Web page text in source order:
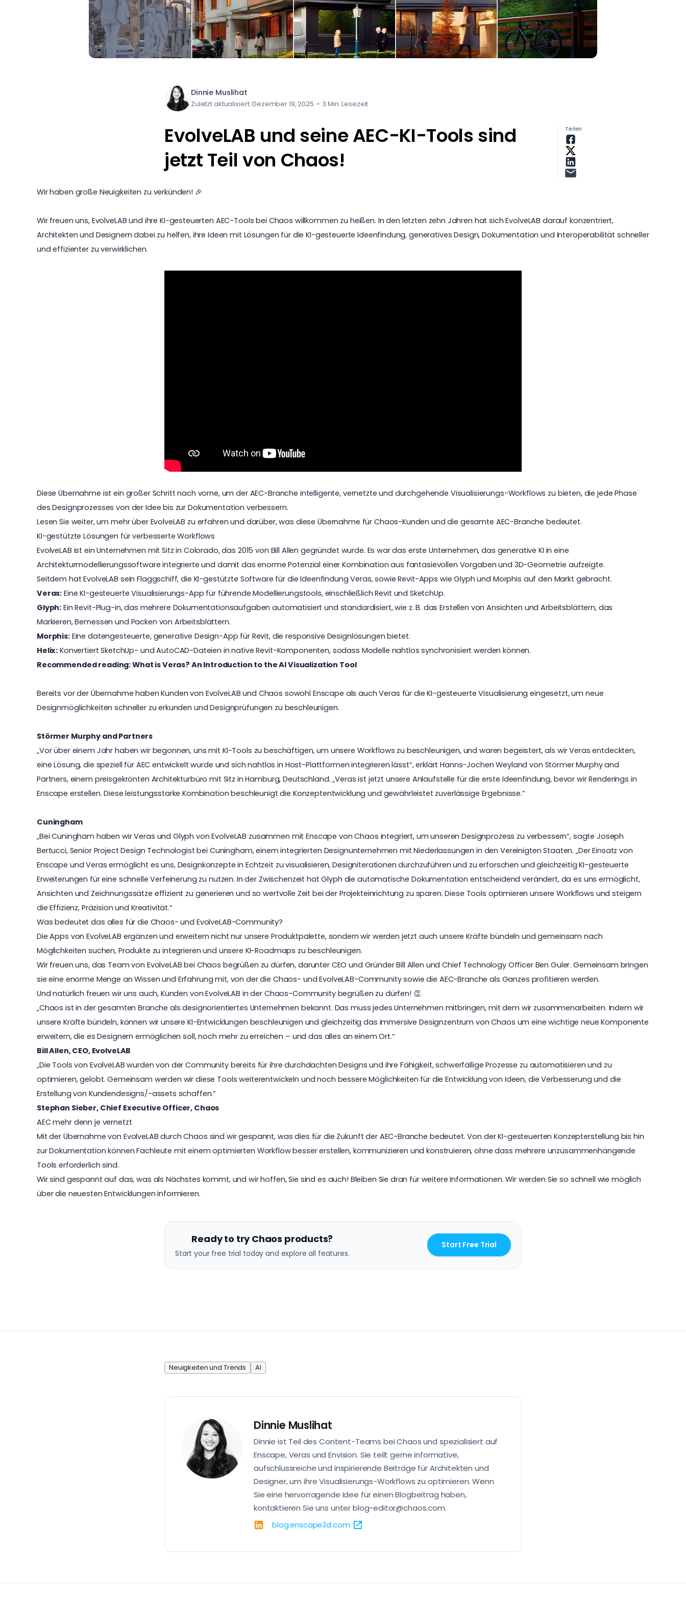
Dinnie Muslihat
Zuletzt aktualisiert: Dezember 19, 2025 • 3 Min. Lesezeit
EvolveLAB und seine AEC-KI-Tools sind
jetzt Teil von Chaos!
Wir haben große Neuigkeiten zu verkünden! 🎉
Wir freuen uns, EvolveLAB und ihre KI-gesteuerten AEC-Tools bei Chaos willkommen zu heißen. In den letzten zehn Jahren hat sich EvolveLAB darauf konzentriert,
Architekten und Designern dabei zu helfen, ihre Ideen mit Lösungen für die KI-gesteuerte Ideenfindung, generatives Design, Dokumentation und Interoperabilität schneller
und effizienter zu verwirklichen.
Diese Übernahme ist ein großer Schritt nach vorne, um der AEC-Branche intelligente, vernetzte und durchgehende Visualisierungs-Workflows zu bieten, die jede Phase
des Designprozesses von der Idee bis zur Dokumentation verbessern.
Lesen Sie weiter, um mehr über EvolveLAB zu erfahren und darüber, was diese Übernahme für Chaos-Kunden und die gesamte AEC-Branche bedeutet.
KI-gestützte Lösungen für verbesserte Workflows
EvolveLAB ist ein Unternehmen mit Sitz in Colorado, das 2015 von Bill Allen gegründet wurde. Es war das erste Unternehmen, das generative KI in eine
Architekturmodellierungssoftware integrierte und damit das enorme Potenzial einer Kombination aus fantasievollen Vorgaben und 3D-Geometrie aufzeigte.
Seitdem hat EvolveLAB sein Flaggschiff, die KI-gestützte Software für die Ideenfindung Veras, sowie Revit-Apps wie Glyph und Morphis auf den Markt gebracht.
Veras: Eine KI-gesteuerte Visualisierungs-App für führende Modellierungstools, einschließlich Revit und SketchUp.
Glyph: Ein Revit-Plug-in, das mehrere Dokumentationsaufgaben automatisiert und standardisiert, wie z. B. das Erstellen von Ansichten und Arbeitsblättern, das
Markieren, Bemessen und Packen von Arbeitsblättern.
Morphis:Eine datengesteuerte, generative Design-App für Revit, die responsive Designlösungen bietet.
Helix: Konvertiert SketchUp- und AutoCAD-Dateien in native Revit-Komponenten, sodass Modelle nahtlos synchronisiert werden können.
Recommended reading:What is Veras? An Introduction to the AI Visualization Tool
Bereits vor der Übernahme haben Kunden von EvolveLAB und Chaos sowohl Enscape als auch Veras für dieKI-gesteuerte Visualisierung eingesetzt, um neue
Designmöglichkeiten schneller zu erkunden und Designprüfungen zu beschleunigen.
Störmer Murphy and Partners
„Vor über einem Jahr haben wir begonnen, uns mit KI-Tools zu beschäftigen, um unsere Workflows zu beschleunigen, und waren begeistert, als wir Veras entdeckten,
eine Lösung, die speziell für AEC entwickelt wurde und sich nahtlos in Host-Plattformen integrieren lässt“, erklärt Hanns-Jochen Weyland von Störmer Murphy and
Partners, einem preisgekrönten Architekturbüro mit Sitz in Hamburg, Deutschland. „Veras ist jetzt unsere Anlaufstelle für die erste Ideenfindung, bevor wir Renderings in
Enscape erstellen. Diese leistungsstarke Kombination beschleunigt die Konzeptentwicklung und gewährleistet zuverlässige Ergebnisse.“
Cuningham
„Bei Cuningham haben wir Veras und Glyph von EvolveLAB zusammen mit Enscape von Chaos integriert, um unseren Designprozess zu verbessern“, sagte Joseph
Bertucci, Senior Project Design Technologist bei Cuningham, einem integrierten Designunternehmen mit Niederlassungen in den Vereinigten Staaten. „Der Einsatz von
Enscape und Veras ermöglicht es uns, Designkonzepte in Echtzeit zu visualisieren, Designiterationen durchzuführen und zu erforschen und gleichzeitig KI-gesteuerte
Erweiterungen für eine schnelle Verfeinerung zu nutzen. In der Zwischenzeit hat Glyph die automatische Dokumentation entscheidend verändert, da es uns ermöglicht,
Ansichten und Zeichnungssätze effizient zu generieren und so wertvolle Zeit bei der Projekteinrichtung zu sparen. Diese Tools optimieren unsere Workflows und steigern
die Effizienz, Präzision und Kreativität.“
Was bedeutet das alles für die Chaos- und EvolveLAB-Community?
Die Apps von EvolveLAB ergänzen und erweitern nicht nur unsere Produktpalette, sondern wir werden jetzt auch unsere Kräfte bündeln und gemeinsam nach
Möglichkeiten suchen, Produkte zu integrieren und unsere KI-Roadmaps zu beschleunigen.
Wir freuen uns, das Team von EvolveLAB bei Chaos begrüßen zu dürfen, darunter CEO und Gründer Bill Allen und Chief Technology Officer Ben Guler. Gemeinsam bringen
sie eine enorme Menge an Wissen und Erfahrung mit, von der die Chaos- und EvolveLAB-Community sowie die AEC-Branche als Ganzes profitieren werden.
Und natürlich freuen wir uns auch, Kunden von EvolveLAB in der Chaos-Community begrüßen zu dürfen! 👏
„Chaos ist in der gesamten Branche als designorientiertes Unternehmen bekannt. Das muss jedes Unternehmen mitbringen, mit dem wir zusammenarbeiten. Indem wir
unsere Kräfte bündeln, können wir unsere KI-Entwicklungen beschleunigen und gleichzeitig das immersive Designzentrum von Chaos um eine wichtige neue Komponente
erweitern, die es Designern ermöglichen soll, noch mehr zu erreichen – und das alles an einem Ort.“
Bill Allen, CEO, EvolveLAB
„Die Tools von EvolveLAB wurden von der Community bereits für ihre durchdachten Designs und ihre Fähigkeit, schwerfällige Prozesse zu automatisieren und zu
optimieren, gelobt. Gemeinsam werden wir diese Tools weiterentwickeln und noch bessere Möglichkeiten für die Entwicklung von Ideen, die Verbesserung und die
Erstellung von Kundendesigns/-assets schaffen.“
Stephan Sieber, Chief Executive Officer, Chaos
AEC mehr denn je vernetzt
Mit der Übernahme von EvolveLAB durch Chaos sind wir gespannt, was dies für die Zukunft der AEC-Branche bedeutet. Von der KI-gesteuerten Konzepterstellung bis hin
zur Dokumentation können Fachleute mit einem optimierten Workflow besser erstellen, kommunizieren und konstruieren, ohne dass mehrere unzusammenhängende
Tools erforderlich sind.
Wir sind gespannt auf das, was als Nächstes kommt, und wir hoffen, Sie sind es auch! Bleiben Sie dran für weitere Informationen. Wir werden Sie so schnell wie möglich
über die neuesten Entwicklungen informieren.
Ready to try Chaos products?
Start your free trial today and explore all features.
Start Free Trial
Teilen
Neuigkeiten und Trends AI
Dinnie Muslihat
Dinnie ist Teil des Content-Teams bei Chaos und spezialisiert auf
Enscape, Veras und Envision. Sie teilt gerne informative,
aufschlussreiche und inspirierende Beiträge für Architekten und
Designer, um ihre Visualisierungs-Workflows zu optimieren. Wenn
Sie eine hervorragende Idee für einen Blogbeitrag haben,
kontaktieren Sie uns unter blog-editor@chaos.com.
blog.enscape3d.com